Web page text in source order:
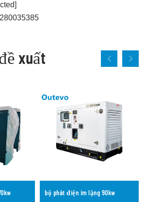
xuất
bộ phát điện im lặng 90kw